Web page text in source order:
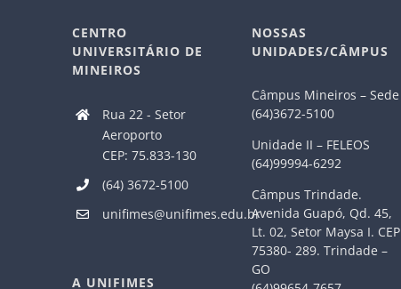
CENTRO
UNIVERSITÁRIO DE
MINEIROS
Rua 22 - Setor
Aeroporto
CEP: 75.833-130
(64) 3672-5100
unifimes@unifimes.edu.br
A UNIFIMES
NOSSAS
UNIDADES/CÂMPUS
Câmpus Mineiros – Sede
(64)3672-5100
Unidade II – FELEOS
(64)99994-6292
Câmpus Trindade.
Avenida Guapó, Qd. 45,
Lt. 02, Setor Maysa I. CEP
75380- 289. Trindade –
GO